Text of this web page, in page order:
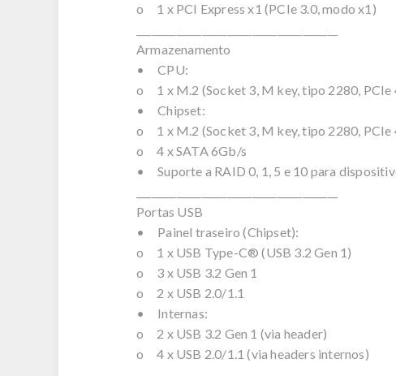
o 1 x PCI Express x1 (PCIe 3.0, modo x1)
Armazenamento
• CPU:
o 1 x M.2 (Socket 3, M key, tipo 2280, PCIe
• Chipset:
o 1 x M.2 (Socket 3, M key, tipo 2280, PCIe
o 4 x SATA 6Gb/s
• Suporte a RAID 0, 1, 5 e 10 para
Portas USB
• Painel traseiro (Chipset):
o 1 x USB Type-C® (USB 3.2 Gen 1)
o 3 x USB 3.2 Gen 1
o 2 x USB 2.0/1.1
• Internas:
o 2 x USB 3.2 Gen 1 (via header)
o 4 x USB 2.0/1.1 (via headers internos)